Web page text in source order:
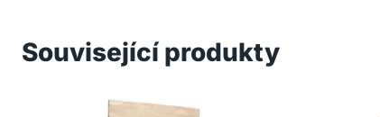
Související produkty